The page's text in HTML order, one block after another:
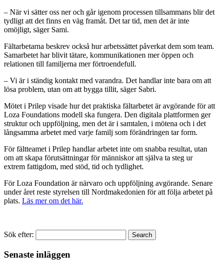
– När vi sätter oss ner och går igenom processen tillsammans blir det
tydligt att det finns en väg framåt. Det tar tid, men det är inte
omöjligt, säger Sami.
Fältarbetarna beskrev också hur arbetssättet påverkat dem som team.
Samarbetet har blivit tätare, kommunikationen mer öppen och
relationen till familjerna mer förtroendefull.
– Vi är i ständig kontakt med varandra. Det handlar inte bara om att
lösa problem, utan om att bygga tillit, säger Sabri.
Mötet i Prilep visade hur det praktiska fältarbetet är avgörande för att
Loza Foundations modell ska fungera. Den digitala plattformen ger
struktur och uppföljning, men det är i samtalen, i mötena och i det
långsamma arbetet med varje familj som förändringen tar form.
För fältteamet i Prilep handlar arbetet inte om snabba resultat, utan
om att skapa förutsättningar för människor att själva ta steg ur
extrem fattigdom, med stöd, tid och tydlighet.
För Loza Foundation är närvaro och uppföljning avgörande. Senare
under året reste styrelsen till Nordmakedonien för att följa arbetet på
plats. Läs mer om det här.
Sök efter: Search
Senaste inläggen